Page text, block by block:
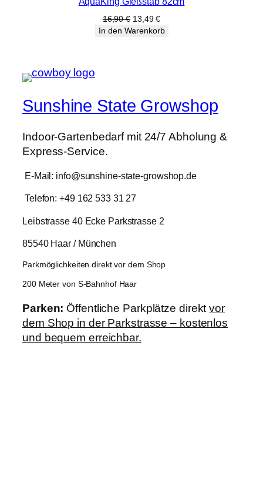
Angebot16,90€ Ursprünglicher
Preis
13,49€Aktueller
Preis
In den Warenkorb
Sunshine State Growshop
Indoor-Gartenbedarf mit 24/7 Abholung &
Express-Service.
E-Mail: info@sunshine-state-growshop.de
Telefon: +49 162 533 31 27
Leibstrasse 40 Ecke Parkstrasse 2
85540 Haar / München
Parkmöglichkeiten direkt vor dem Shop
200 Meter von S-Bahnhof Haar
Parken: Öffentliche Parkplätze direktvor
dem Shop in der Parkstrasse – kostenlos
und bequem erreichbar.